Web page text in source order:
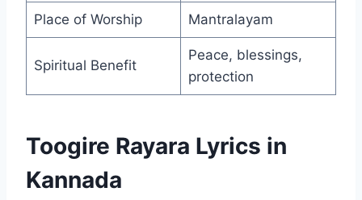
Place of Worship Mantralayam
Spiritual Benefit
Peace, blessings,
protection
Toogire Rayara Lyrics in
Kannada